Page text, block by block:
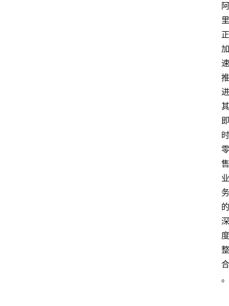
阿
里
正
加
速
推
进
其
即
时
零
售
业
务
的
深
度
整
合
。